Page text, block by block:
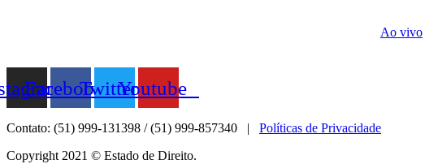
Ao vivo
FacebookTwitterYoutube
Contato: (51) 999-131398 / (51) 999-857340 | Políticas de Privacidade
Copyright 2021 © Estado de Direito.